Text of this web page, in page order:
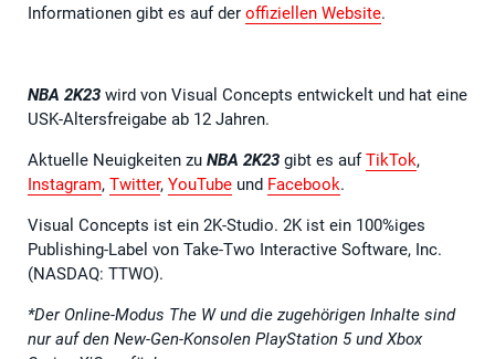
Informationen gibt es auf der offiziellen Website.
NBA 2K23 wird von Visual Concepts entwickelt und hat eine
USK-Altersfreigabe ab 12 Jahren.
Aktuelle Neuigkeiten zu NBA 2K23 gibt es aufTikTok,
Instagram, Twitter, YouTube und Facebook.
Visual Concepts ist ein 2K-Studio. 2K ist ein 100%iges
Publishing-Label von Take-Two Interactive Software, Inc.
(NASDAQ: TTWO).
*Der Online-Modus The W und die zugehörigen Inhalte sind
nur auf den New-Gen-Konsolen PlayStation 5 und Xbox